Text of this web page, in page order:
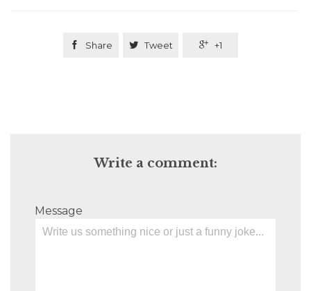
 Share  Tweet  +1
Write a comment:
Message